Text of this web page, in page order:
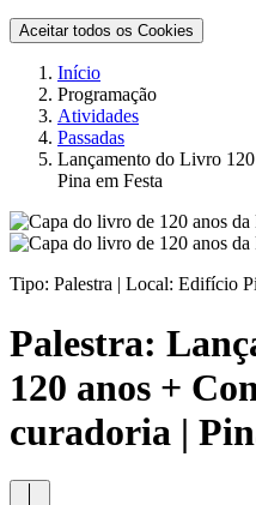
Aceitar todos os Cookies
Início
Programação
Atividades
Passadas
Lançamento do Livro
Pina em Festa
Tipo: Palestra | Local: Edifício
Palestra:
120 anos +
curadoria |